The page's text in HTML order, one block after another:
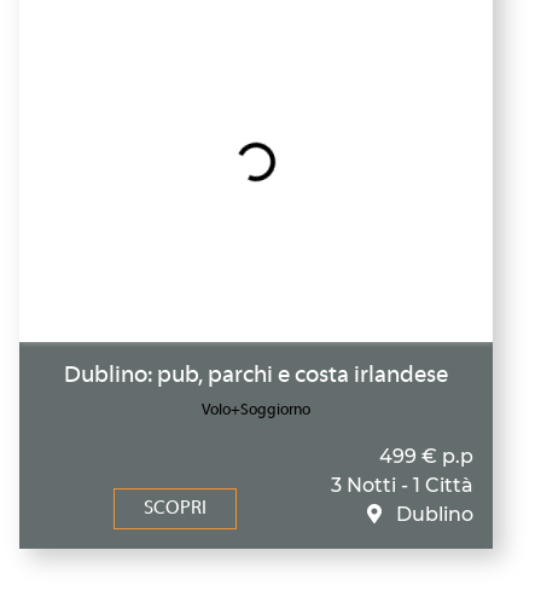
Dublino: pub, parchi e costa irlandese
Volo+Soggiorno
SCOPRI
499 € p.p
3 Notti - 1 Città
Dublino